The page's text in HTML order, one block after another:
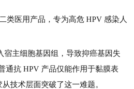
类医用产品，专为高危 HPV 感染人
宿主细胞基因组，导致抑癌基因失
通抗 HPV 产品仅能作用于黏膜表
技术层面突破了这一难题。